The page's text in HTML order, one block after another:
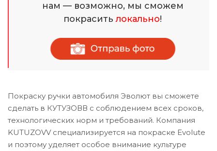
нам — возможно, мы сможем
покраситьлокально!
Покраску ручки автомобиля Эволют вы сможете
сделать в КУТУЗОВВ с соблюдением всех сроков,
технологических норм и требований. Компания
KUTUZOVV специализируется на покраске Evolute
и поэтому уделяет особое внимание культуре